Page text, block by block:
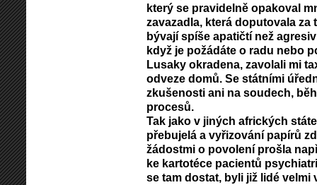
který se pravidelně opakoval
zavazadla, která doputovala
bývají spíše apatičtí než
když je požádáte o radu nebo
Lusaky okradena, zavolali mi
odveze domů. Se státními
zkušenosti ani na soudech,
procesů.
Tak jako v jiných afrických
přebujelá a vyřizování papírů
žádostmi o povolení prošla
ke kartotéce pacientů
se tam dostat, byli již lidé velmi